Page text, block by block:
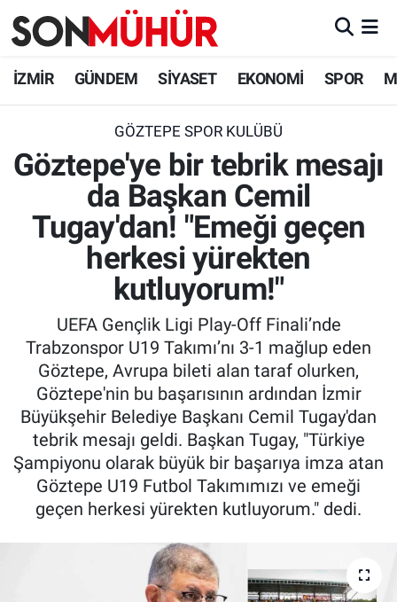
İZMİR GÜNDEM SİYASET EKONOMİ SPOR
GÖZTEPE SPOR KULÜBÜ
Göztepe'ye bir tebrik mesajı
da Başkan Cemil
Tugay'dan! "Emeği geçen
herkesi yürekten
kutluyorum!"
UEFA Gençlik Ligi Play-Off Finali’nde
Trabzonspor U19 Takımı’nı 3-1 mağlup eden
Göztepe, Avrupa bileti alan taraf olurken,
Göztepe'nin bu başarısının ardından İzmir
Büyükşehir Belediye Başkanı Cemil Tugay'dan
tebrik mesajı geldi. Başkan Tugay, "Türkiye
Şampiyonu olarak büyük bir başarıya imza atan
Göztepe U19 Futbol Takımımızı ve emeği
geçen herkesi yürekten kutluyorum." dedi.
İzmir Nöbetçi Eczaneler
İzmir Namaz Vakitleri
İzmir Trafik Yoğunluk Haritası
Süper Lig Puan Durumu ve Fikstür
Tüm Manşetler
Son Dakika Haberleri
Haber Arşivi